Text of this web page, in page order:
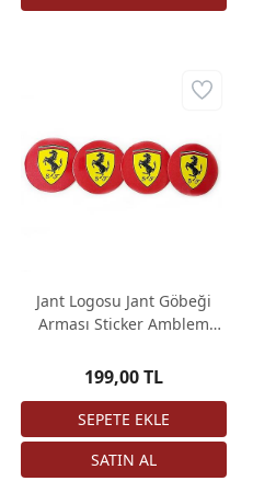
Jant Logosu Jant Göbeği
Arması Sticker Amblem
67mm
199,00 TL